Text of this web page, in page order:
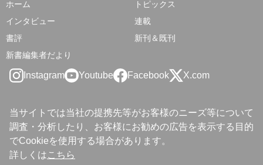
ホーム
トピックス
インタビュー
連載
書評
新刊＆既刊
新書編集者だより
Instagram Youtube Facebook X.com
当サイトでは当社の提携先等がお客様のニーズ等について
調査・分析したり、お客様にお勧めの広告を表示する目的
でCookieを使用する場合があります。
詳しくはこちら